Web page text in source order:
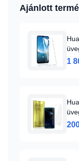
Ajánlott
1